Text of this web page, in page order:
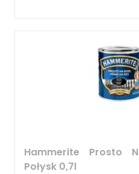
Hammerite Prosto
Połysk 0,7l